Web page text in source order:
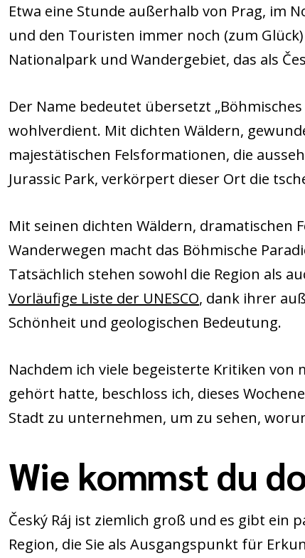
Etwa eine Stunde außerhalb von Prag, im
und den Touristen immer noch (zum
Nationalpark und Wandergebiet, das als
Der Name bedeutet übersetzt
wohlverdient. Mit dichten Wäldern,
majestätischen Felsformationen, die
Jurassic Park, verkörpert dieser Ort die
Mit seinen dichten Wäldern, dramatischen
Wanderwegen macht das Böhmische
Tatsächlich stehen sowohl die Region als
Vorläufige Liste der UNESCO, dank ihrer
Schönheit und geologischen Bedeutung.
Nachdem ich viele begeisterte Kritiken von
gehört hatte, beschloss ich, dieses
Stadt zu unternehmen, um zu sehen,
Wie kommst du
Český Ráj ist ziemlich groß und es gibt ein
Region, die Sie als Ausgangspunkt für